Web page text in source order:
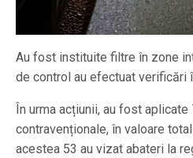
Au fost instituite filtre în zone
de control au efectuat verificări
În urma acțiunii, au fost
contravenționale, în valoare
acestea 53 au vizat abateri la